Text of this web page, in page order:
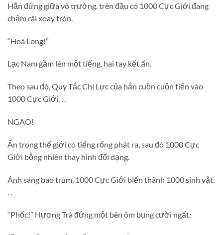
Hắn đứng giữa võ trường, trên đầu có 1000 Cực Giới đang
chậm rãi xoay tròn.
“Hoá Long!”
Lạc Nam gầm lên một tiếng, hai tay kết ấn.
Theo sau đó, Quy Tắc Chi Lực của hắn cuồn cuộn tiến vào
1000 Cực Giới. . .
NGAO!
Ẩn trong thế giới có tiếng rống phát ra, sau đó 1000 Cực
Giới bỗng nhiên thay hình đổi dạng.
Ánh sáng bao trùm, 1000 Cực Giới biến thành 1000 sinh vật.
“Phốc!” Hương Trà đứng một bên ôm bụng cười ngất: